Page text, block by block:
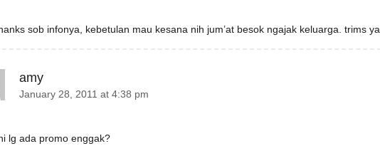
sob infonya, kebetulan mau kesana nih jum’at besok ngajak keluarga. trims ya
amy
January 28, 2011 at 4:38 pm
lg ada promo enggak?